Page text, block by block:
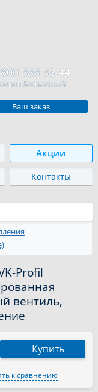
333 33 44
бесплатный
Ваш заказ
Акции
Контакты
Profil
вентиль,
Купить
к сравнению